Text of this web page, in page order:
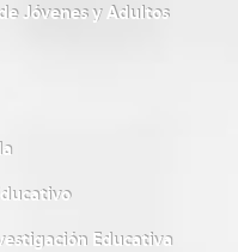
Jóvenes y Adultos
Educativa